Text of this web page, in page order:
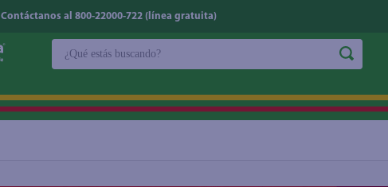
Contáctanos al 800-22000-722 (línea gratuita)
1.
cerveza